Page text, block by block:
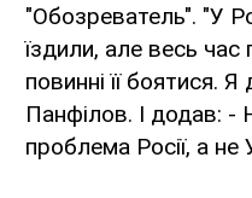
"Обозреватель". "У
їздили, але весь час
повинні її боятися.
Панфілов. І додав:
проблема Росії, а не